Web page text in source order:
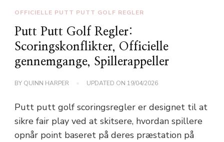
OFFICIELLE PUTT PUTT GOLF REGLER
Putt Putt Golf Regler:
Scoringskonflikter, Officielle
gennemgange, Spillerappeller
BY QUINN HARPER UPDATED ON 19/04/2026
Putt putt golf scoringsregler er designet til at
sikre fair play ved at skitsere, hvordan spillere
opnår point baseret på deres præstation på